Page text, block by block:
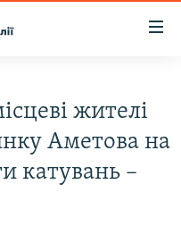
жителі
Аметова на
катувань –